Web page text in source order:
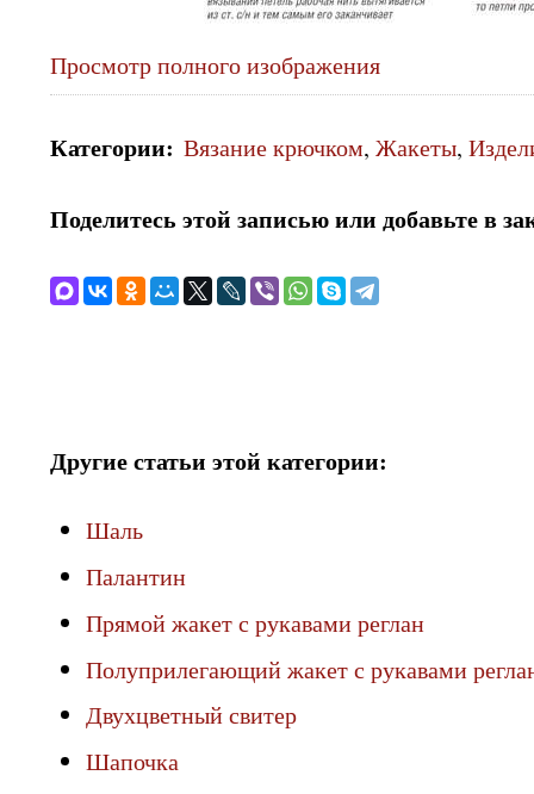
Просмотр полного изображения
Категории: Вязание крючком, Жакеты,
Поделитесь этой записью или добавьте в
Другие статьи этой категории:
Шаль
Палантин
Прямой жакет с рукавами реглан
Полуприлегающий жакет с рукавами
Двухцветный свитер
Шапочка